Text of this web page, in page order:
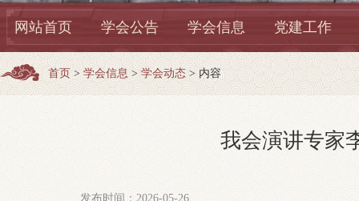
网站首页 学会公告 学会信息 党建工作
首页 >学会信息 > 学会动态 > 内容
我会演讲专家
发布时间：2026-05-26